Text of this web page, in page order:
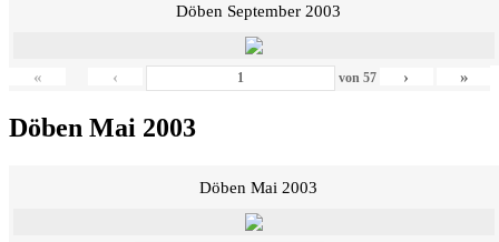
Döben September 2003
« ‹ von 57 › »
Döben Mai 2003
Döben Mai 2003